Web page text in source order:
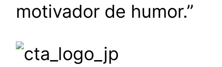
motivador de humor.”